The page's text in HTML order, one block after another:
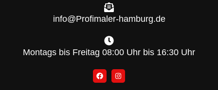
info@Profimaler-hamburg.de
Montags bis Freitag 08:00 Uhr bis 16:30 Uhr
F
a
c
I
n
s